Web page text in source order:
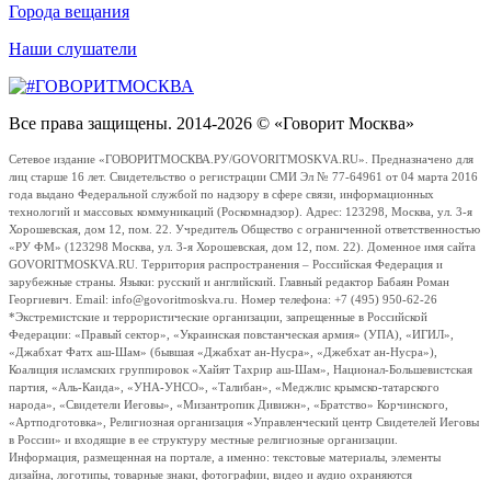
Города вещания
Наши слушатели
Все права защищены. 2014-2026 © «Говорит Москва»
Сетевое издание «ГОВОРИТМОСКВА.РУ/GOVORITMOSKVA.RU». Предназначено для
лиц старше 16 лет. Свидетельство о регистрации СМИ Эл № 77-64961 от 04 марта 2016
года выдано Федеральной службой по надзору в сфере связи, информационных
технологий и массовых коммуникаций (Роскомнадзор). Адрес: 123298, Москва, ул. 3-я
Хорошевская, дом 12, пом. 22. Учредитель Общество с ограниченной ответственностью
«РУ ФМ» (123298 Москва, ул. 3-я Хорошевская, дом 12, пом. 22). Доменное имя сайта
GOVORITMOSKVA.RU. Территория распространения – Российская Федерация и
зарубежные страны. Языки: русский и английский. Главный редактор Бабаян Роман
Георгиевич. Email: info@govoritmoskva.ru. Номер телефона: +7 (495) 950-62-26
*Экстремистские и террористические организации, запрещенные в Российской
Федерации: «Правый сектор», «Украинская повстанческая армия» (УПА), «ИГИЛ»,
«Джабхат Фатх аш-Шам» (бывшая «Джабхат ан-Нусра», «Джебхат ан-Нусра»),
Коалиция исламских группировок «Хайят Тахрир аш-Шам», Национал-Большевистская
партия, «Аль-Каида», «УНА-УНСО», «Талибан», «Меджлис крымско-татарского
народа», «Свидетели Иеговы», «Мизантропик Дивижн», «Братство» Корчинского,
«Артподготовка», Религиозная организация «Управленческий центр Свидетелей Иеговы
в России» и входящие в ее структуру местные религиозные организации.
Информация, размещенная на портале, а именно: текстовые материалы, элементы
дизайна, логотипы, товарные знаки, фотографии, видео и аудио охраняются